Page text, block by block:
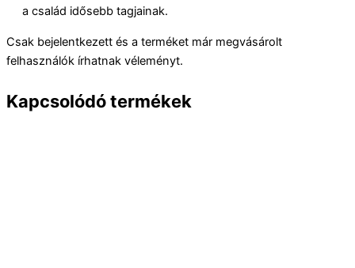
a család idősebb tagjainak.
Csak bejelentkezett és a terméket már megvásárolt
felhasználók írhatnak véleményt.
Kapcsolódó termékek